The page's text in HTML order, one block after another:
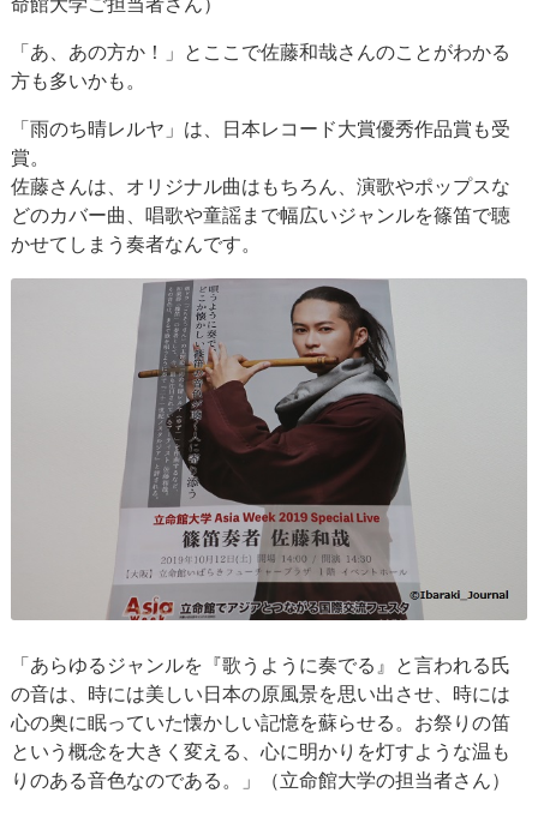
「あ、あの方か！」とここで佐藤和哉さんのことがわかる
方も多いかも。
「雨のち晴レルヤ」は、日本レコード大賞優秀作品賞も受
賞。
佐藤さんは、オリジナル曲はもちろん、演歌やポップスな
どのカバー曲、唱歌や童謡まで幅広いジャンルを篠笛で聴
かせてしまう奏者なんです。
「あらゆるジャンルを『歌うように奏でる』と言われる氏
の音は、時には美しい日本の原風景を思い出させ、時には
心の奥に眠っていた懐かしい記憶を蘇らせる。お祭りの笛
という概念を大きく変える、心に明かりを灯すような温も
りのある音色なのである。」（立命館大学の担当者さん）